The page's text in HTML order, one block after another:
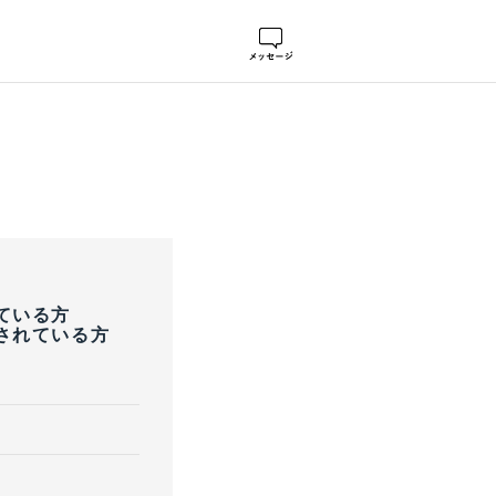
いる方
れている方